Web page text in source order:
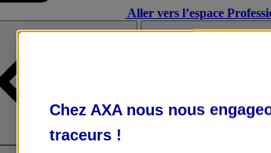
Aller vers l’espace
Chez AXA nous nous
traceurs !